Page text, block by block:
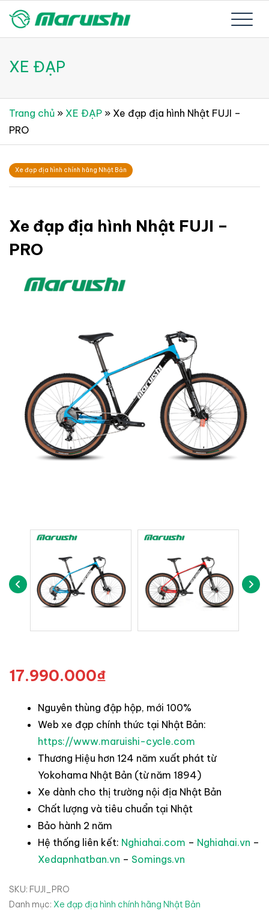
Skip
content
Xe đạp Nhật Bản Maruishi –
Since 1894
Xe đạp Nhật Bản nguyên thùng mới 100%
XE ĐẠP
Trang chủ » XE ĐẠP » Xe đạp địa hình Nhật FUJI –
PRO
Xe đạp địa hình chính hãng Nhật Bản
Xe đạp địa hình Nhật FUJI –
PRO
17.990.000₫
Nguyên thùng đập hộp, mới 100%
Web xe đạp chính thức tại Nhật Bản:
https://www.maruishi-cycle.com
Thương Hiệu hơn 124 năm xuất phát từ
Yokohama Nhật Bản (từ năm 1894)
Xe dành cho thị trường nội địa Nhật Bản
Chất lượng và tiêu chuẩn tại Nhật
Bảo hành 2 năm
Hệ thống liên kết: Nghiahai.com – Nghiahai.vn –
Xedapnhatban.vn – Somings.vn
SKU: FUJI_PRO
Danh mục: Xe đạp địa hình chính hãng Nhật Bản